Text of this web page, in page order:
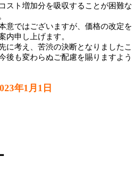
スト増加分を吸収することが困難な
意ではございますが、価格の改定を
内申し上げます。
に考え、苦渋の決断となりましたこ
後も変わらぬご配慮を賜りますよう
年1月1日